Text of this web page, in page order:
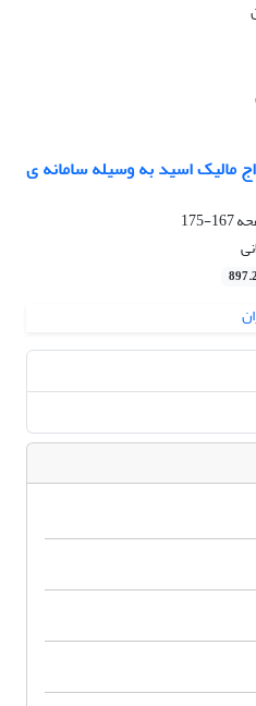
مالیک اسید به وسیله سامانه ی
167-175